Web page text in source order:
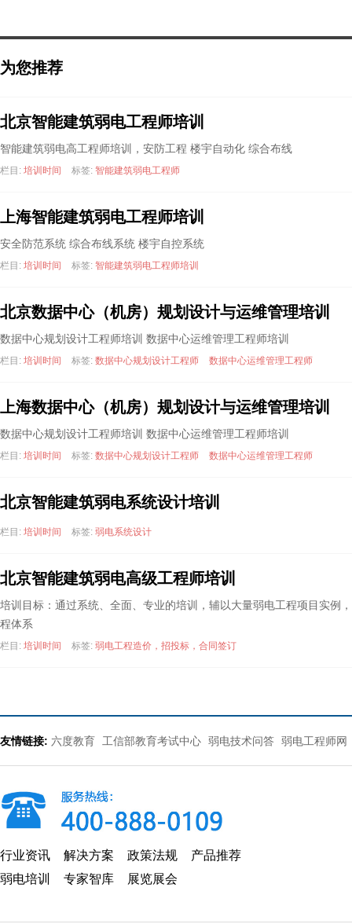
为您推荐
北京智能建筑弱电工程师培训
智能建筑弱电高工程师培训，安防工程 楼宇自动化 综合布线
栏目: 培训时间 标签: 智能建筑弱电工程师
上海智能建筑弱电工程师培训
安全防范系统 综合布线系统 楼宇自控系统
栏目: 培训时间 标签: 智能建筑弱电工程师培训
北京数据中心（机房）规划设计与运维管理培训
数据中心规划设计工程师培训 数据中心运维管理工程师培训
栏目: 培训时间 标签: 数据中心规划设计工程师 数据中心运维管理工程师
上海数据中心（机房）规划设计与运维管理培训
数据中心规划设计工程师培训 数据中心运维管理工程师培训
栏目: 培训时间 标签: 数据中心规划设计工程师 数据中心运维管理工程师
北京智能建筑弱电系统设计培训
栏目: 培训时间 标签: 弱电系统设计
北京智能建筑弱电高级工程师培训
培训目标：通过系统、全面、专业的培训，辅以大量弱电工程项目实例
程体系
栏目: 培训时间 标签: 弱电工程造价，招投标，合同签订
友情链接: 六度教育 工信部教育考试中心 弱电技术问答 弱电工程师网
行业资讯 解决方案 政策法规
产品推荐
弱电培训
专家智库 展览展会